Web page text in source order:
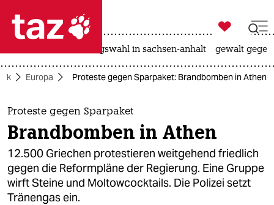
 taz zahl ich
taz zahl ich
themen
politik
öko
gesellschaft

taz zahl ich
landtagswahl in sachsen-anhalt gewalt
Europa Proteste gegen Sparpaket: Brandbomben in Athen
Proteste gegen Sparpaket
Brandbomben in Athen
12.500 Griechen protestieren weitgehend friedlich
gegen die Reformpläne der Regierung. Eine Gruppe
wirft Steine und Moltowcocktails. Die Polizei setzt
Tränengas ein.